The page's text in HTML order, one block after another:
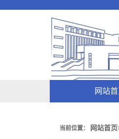
网站
当前位置： 网站首页